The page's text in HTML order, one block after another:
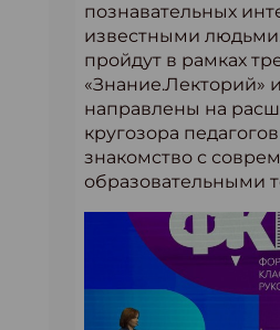
познавательных
известными
пройдут в рамках
«Знание.Лекторий»
направлены на
кругозора
знакомство с
образовательными